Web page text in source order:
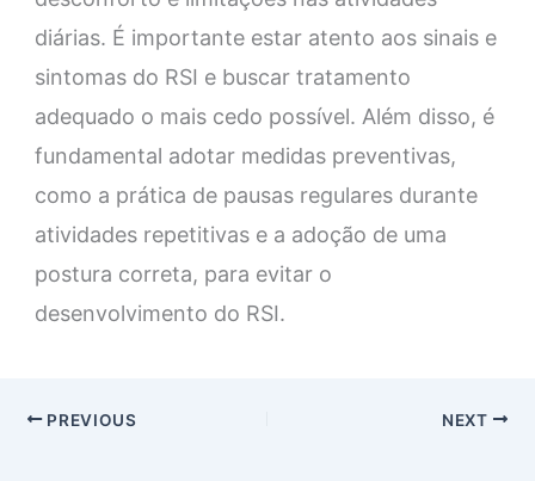
diárias. É importante estar atento aos sinais e
sintomas do RSI e buscar tratamento
adequado o mais cedo possível. Além disso, é
fundamental adotar medidas preventivas,
como a prática de pausas regulares durante
atividades repetitivas e a adoção de uma
postura correta, para evitar o
desenvolvimento do RSI.
PREVIOUS NEXT